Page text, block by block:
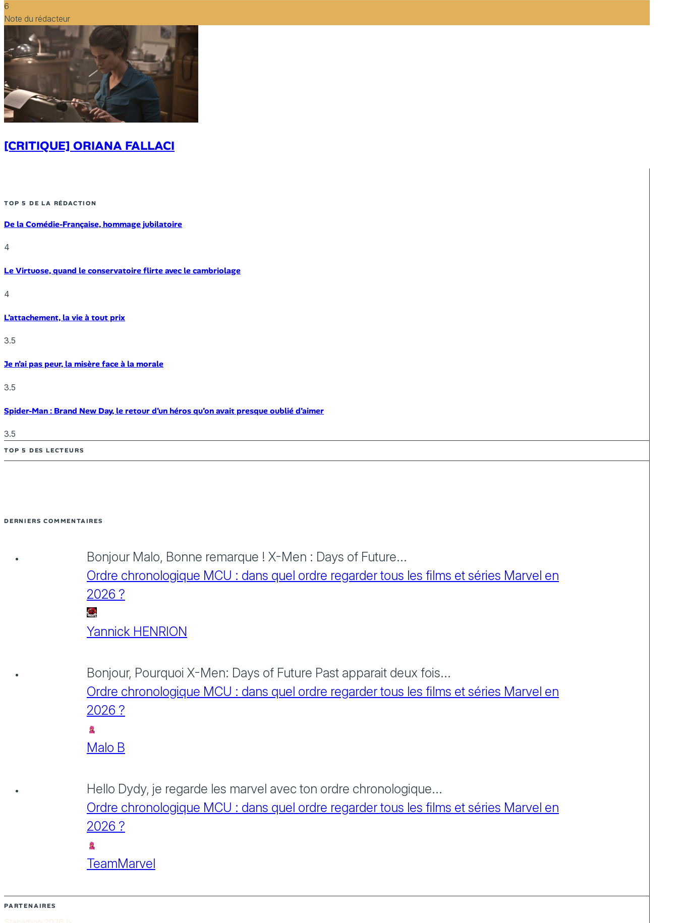
6
Note du rédacteur
[CRITIQUE] ORIANA FALLACI
TOP 5 DE LA RÉDACTION
De la Comédie-Française, hommage jubilatoire
4
Le Virtuose, quand le conservatoire flirte avec le cambriolage
4
L’attachement, la vie à tout prix
3.5
Je n’ai pas peur, la misère face à la morale
3.5
Spider-Man : Brand New Day, le retour d’un héros qu’on avait presque oublié d’aimer
3.5
TOP 5 DES LECTEURS
DERNIERS COMMENTAIRES
Bonjour Malo, Bonne remarque ! X-Men : Days of Future...
Ordre chronologique MCU : dans quel ordre regarder tous les films et séries Marvel en
2026 ?
Yannick HENRION
Bonjour, Pourquoi X-Men: Days of Future Past apparait deux fois...
Ordre chronologique MCU : dans quel ordre regarder tous les films et séries Marvel en
2026 ?
Malo B
Hello Dydy, je regarde les marvel avec ton ordre chronologique...
Ordre chronologique MCU : dans quel ordre regarder tous les films et séries Marvel en
2026 ?
TeamMarvel
PARTENAIRES